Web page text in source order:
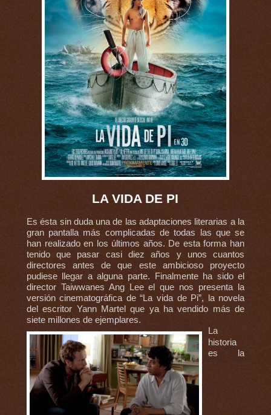
LA VIDA DE PI
Es ésta sin duda una de las adaptaciones literarias a la
gran pantalla más complicadas de todas las que se
han realizado en los últimos años. De esta forma han
tenido que pasar casi diez años y unos cuantos
directores antes de que este ambicioso proyecto
pudiese llegar a alguna parte. Finalmente ha sido el
director Taiwwanes Ang Lee el que nos presenta la
versión cinematográfica de “La vida de Pi”, la novela
del escritor Yann Martel que ya ha vendido más de
siete millones de ejemplares.
La
historia
es la